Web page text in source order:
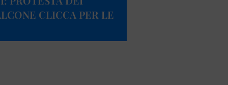
CLICCA PER LE